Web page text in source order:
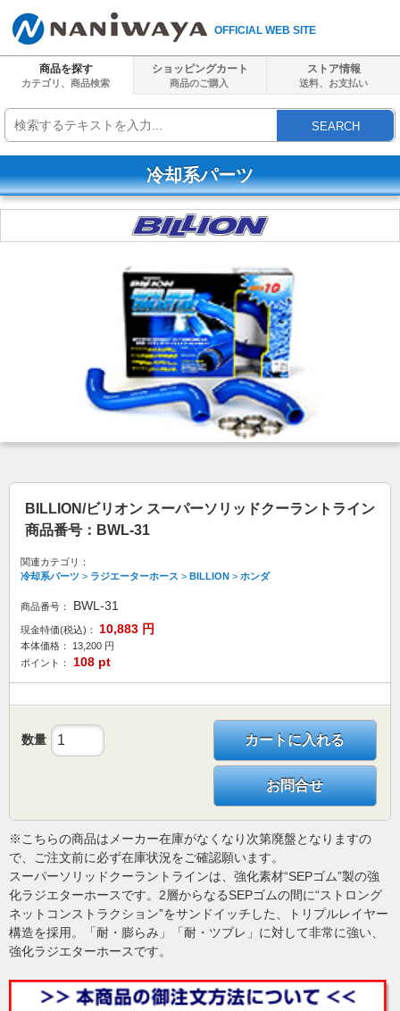
OFFICIAL WEB SITE
商品を探す
カテゴリ、商品検索
ショッピングカート
商品のご購入
ストア情報
送料、 お支払い
SEARCH
冷却系パーツ
BILLION/ビリオン スーパーソリッドクーラントライン
商品番号：BWL-31
関連カテゴリ：
冷却系パーツ > ラジエーターホース > BILLION > ホンダ
商品番号： BWL-31
現金特価(税込)： 10,883 円
本体価格： 13,200 円
ポイント：
108 pt
数量 カートに入れる
お問合せ
※こちらの商品はメーカー在庫がなくなり次第廃盤となりますの
で、ご注文前に必ず在庫状況をご確認願います。
スーパーソリッドクーラントラインは、強化素材“SEPゴム”製の強
化ラジエターホースです。2層からなるSEPゴムの間に“ストロング
ネットコンストラクション”をサンドイッチした、トリプルレイヤー
構造を採用。「耐・膨らみ」「耐・ツブレ」に対して非常に強い、
強化ラジエターホースです。